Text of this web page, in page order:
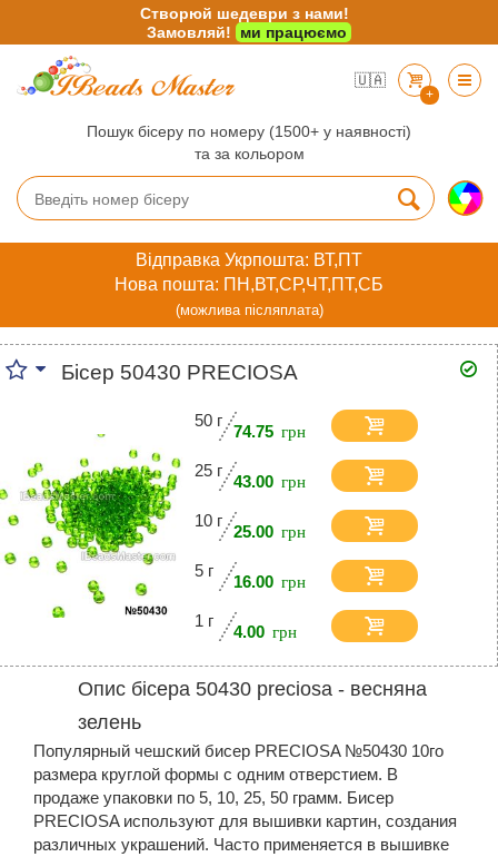
🇺🇦
+
Пошук бісеру по номеру (1500+ у наявності)
та за кольором
Відправка Укрпошта: ВТ,ПТ
Нова пошта: ПН,ВТ,СР,ЧТ,ПТ,СБ
(можлива післяплата)
Бісер 50430 PRECIOSA
50 г
74.75
25 г
43.00
10 г
25.00
5 г
16.00
1 г
4.00
Опис бісера 50430 preciosa - весняна
зелень
Популярный чешский бисер PRECIOSA №50430 10го
размера круглой формы с одним отверстием. В
продаже упаковки по 5, 10, 25, 50 грамм. Бисер
PRECIOSA используют для вышивки картин, создания
различных украшений. Часто применяется в вышивке
Створюй шедеври з нами!
Замовляй!
ми працюємо